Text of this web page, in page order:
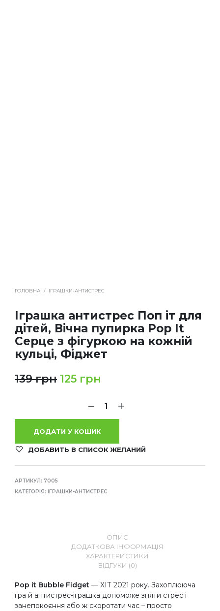
ГОЛОВНА / ІГРАШКИ-АНТИСТРЕС
Іграшка антистрес Поп іт для
дітей, Вічна пупирка Pop It
Серце з фігуркою на кожній
кульці, Фіджет
139грн 125 грн
ДОДАТИ У КОШИК
ДОБАВИТЬ В СПИСОК ЖЕЛАНИЙ
АРТИКУЛ: 7005
КАТЕГОРІЯ: ІГРАШКИ-АНТИСТРЕС
ОПИС
ДОДАТКОВА ІНФОРМАЦІЯ
ХАРАКТЕРИСТИКИ
ВІДГУКИ (0)
Pop it Bubble Fidget — ХІТ 2021 року. Захоплююча
гра й антистрес-іграшка допоможе зняти стрес і
занепокоєння або ж скоротати час – просто